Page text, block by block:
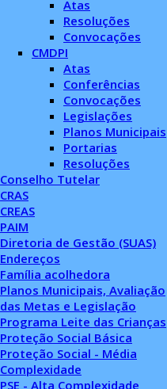
Atas
Resoluções
Convocações
CMDPI
Atas
Conferências
Convocações
Legislações
Planos Municipais
Portarias
Resoluções
Conselho Tutelar
CRAS
CREAS
PAIM
Diretoria de Gestão (SUAS)
Endereços
Família acolhedora
Planos Municipais, Avaliação
das Metas e Legislação
Programa Leite das Crianças
Proteção Social Básica
Proteção Social - Média
Complexidade
PSE - Alta Complexidade